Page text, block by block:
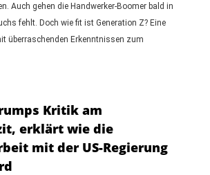
Auch gehen die Handwerker-Boomer bald in
fehlt. Doch wie fit ist Generation Z? Eine
überraschenden Erkenntnissen zum
Kritik am
erklärt wie die
mit der US-Regierung